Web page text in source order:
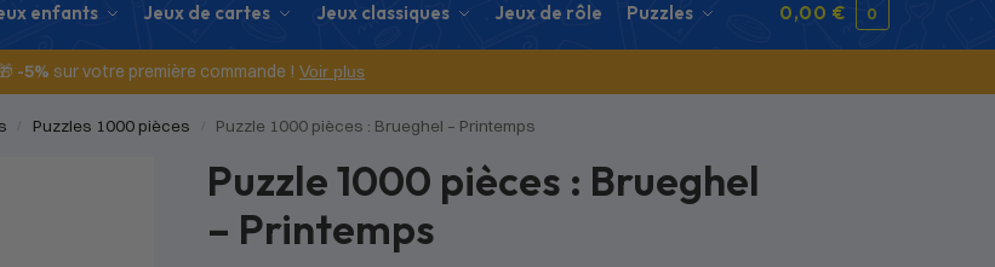
enfants Jeux de cartes Jeux classiques Jeux de rôle Puzzles 0,00 € 0
-5% sur votre première commande ! Voir plus
Puzzles 1000 pièces Puzzle 1000 pièces : Brueghel – Printemps
Puzzle 1000 pièces : Brueghel
– Printemps